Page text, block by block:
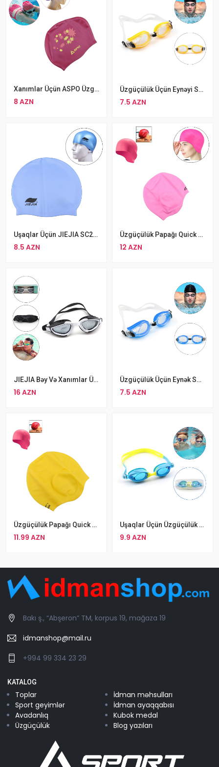
Xanımlar Üçün ASPO Üzgüçülük Papağı
8 AZN
Üzgüçülük Üçün Eynəyi Swim 319AF, Silikon, Sarı Rengli
7.5 AZN
Uşaqlar Üçün JIEJIA SC208 Üzgüçülük Papağı
8.5 AZN
Üzgüçülük Papağı Quick Papaq Çəhayı
12 AZN
JIEJIA Bəy Və Xanımlar Üçün Qara Rengli Şəffaf Üzgüçülük Eynəyi
16 AZN
Üzgüçülük Üçün Eynək Swim 319AF, Silikon Üzgücülük Eynəyi Mavi
7.5 AZN
Üzgüçülük Papağı Quick Papaq Sarı
11.99 AZN
Uşaqlar Üçün Üzgüçülük Eynəyi Suya Davaml Rengli Üzgüçülük Eynəyi
9.9 AZN
Bakı ş., “Abşeron” TM, korpus 19, mağaza 19
idmanshop@mail.ru
+994 99 334 23 29
KATALOG
Toplar
İdman məhsulları
Sport geyimlər
İdman ayaqqabısı
Avadanlıq
Kubok medal
Üzgüçülük
Blog yazıları